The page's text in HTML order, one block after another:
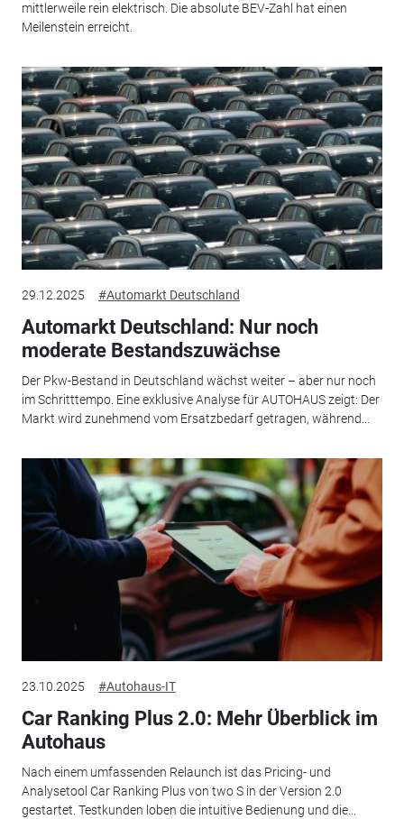
mittlerweile rein elektrisch. Die absolute BEV-Zahl hat einen
Meilenstein erreicht.
29.12.2025 #Automarkt Deutschland
Automarkt Deutschland: Nur noch
moderate Bestandszuwächse
Der Pkw-Bestand in Deutschland wächst weiter – aber nur noch
im Schritttempo. Eine exklusive Analyse für AUTOHAUS zeigt: Der
Markt wird zunehmend vom Ersatzbedarf getragen, während...
23.10.2025 #Autohaus-IT
Car Ranking Plus 2.0: Mehr Überblick im
Autohaus
Nach einem umfassenden Relaunch ist das Pricing- und
Analysetool Car Ranking Plus von two S in der Version 2.0
gestartet. Testkunden loben die intuitive Bedienung und die...